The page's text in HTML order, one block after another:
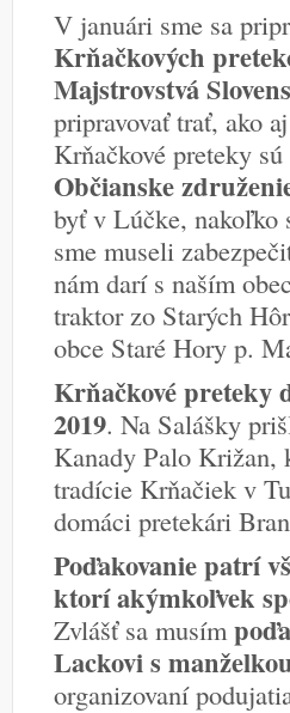
V januári sme sa
Krňačkových
Majstrovstvá
pripravovať trať, ako
Krňačkové preteky
Občianske
byť v Lúčke, nakoľko
sme museli
nám darí s naším
traktor zo Starých
obce Staré Hory p.
Krňačkové preteky
2019. Na Salášky
Kanady Palo Križan,
tradície Krňačiek v
domáci pretekári
Poďakovanie patrí
ktorí akýmkoľvek
Zvlášť sa musím
Lackovi s
organizovaní